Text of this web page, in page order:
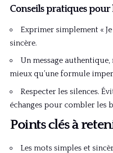
Conseils pratiques pour
Exprimer simplement «
sincère.
Un message
mieux qu’une formule
Respecter les silences.
échanges pour combler les
Points clés à
Les mots simples et